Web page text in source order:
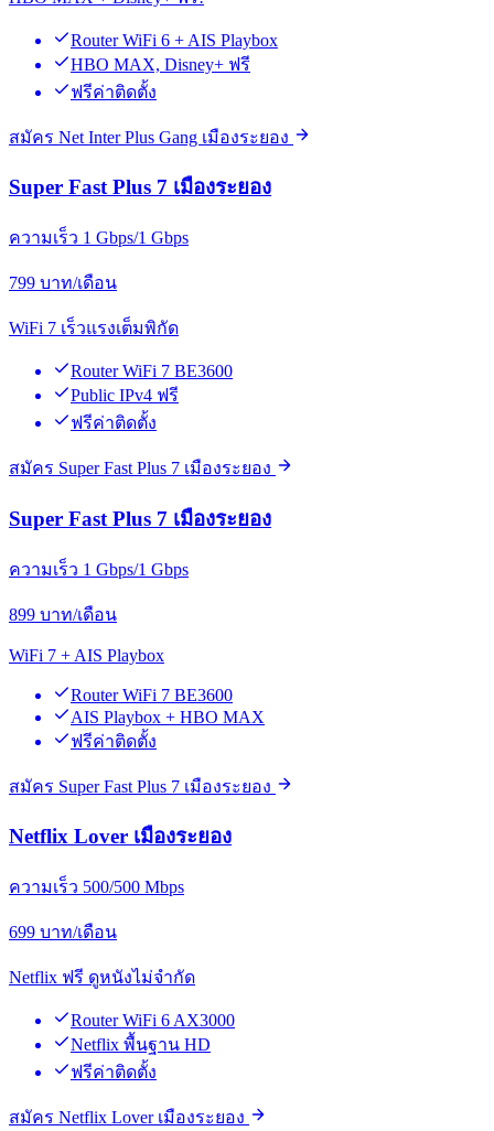
Router WiFi 6 + AIS Playbox
HBO MAX, Disney+ ฟรี
ฟรีค่าติดตั้ง
สมัคร Net Inter Plus Gang เมืองระยอง
Super Fast Plus 7 เมืองระยอง
ความเร็ว 1 Gbps/1 Gbps
799 บาท/เดือน
WiFi 7 เร็วแรงเต็มพิกัด
Router WiFi 7 BE3600
Public IPv4 ฟรี
ฟรีค่าติดตั้ง
สมัคร Super Fast Plus 7 เมืองระยอง
Super Fast Plus 7 เมืองระยอง
ความเร็ว 1 Gbps/1 Gbps
899 บาท/เดือน
WiFi 7 + AIS Playbox
Router WiFi 7 BE3600
AIS Playbox + HBO MAX
ฟรีค่าติดตั้ง
สมัคร Super Fast Plus 7 เมืองระยอง
Netflix Lover เมืองระยอง
ความเร็ว 500/500 Mbps
699 บาท/เดือน
Netflix ฟรี ดูหนังไม่จำกัด
Router WiFi 6 AX3000
Netflix พื้นฐาน HD
ฟรีค่าติดตั้ง
สมัคร Netflix Lover เมืองระยอง